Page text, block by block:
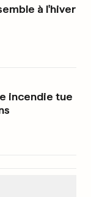
à l'hiver
incendie tue